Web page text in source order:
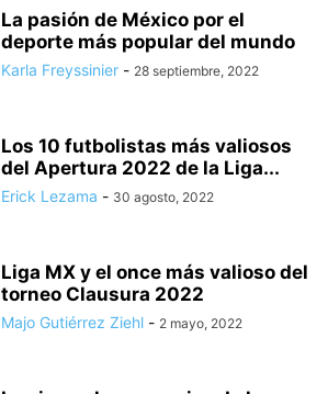
La pasión de México por el
deporte más popular del mundo
Karla Freyssinier - 28 septiembre, 2022
Los 10 futbolistas más valiosos
del Apertura 2022 de la Liga...
Erick Lezama - 30 agosto, 2022
Liga MX y el once más valioso del
torneo Clausura 2022
Majo Gutiérrez Ziehl - 2 mayo, 2022